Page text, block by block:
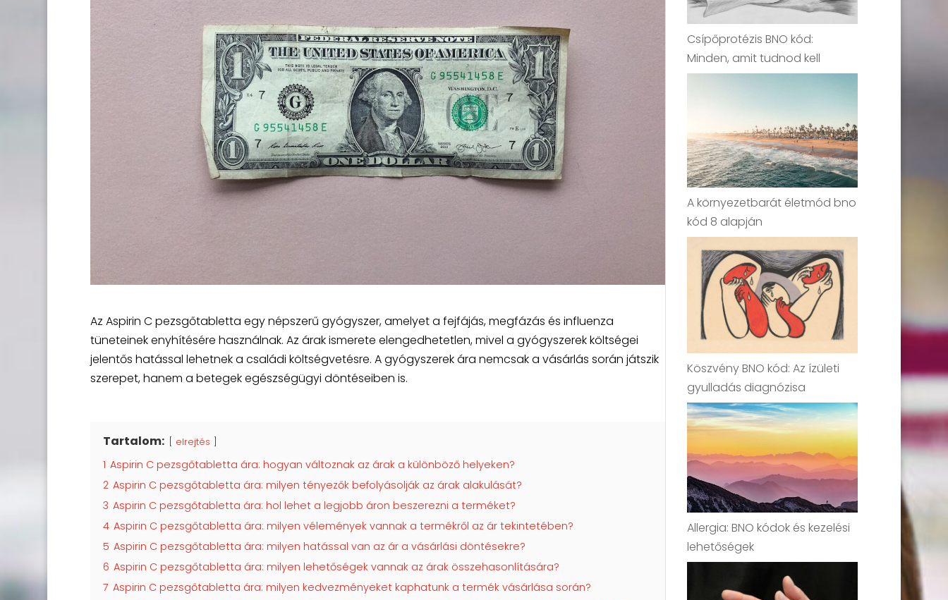
Az Aspirin C pezsgőtabletta egy népszerű gyógyszer, amelyet a fejfájás, megfázás és influenza
tüneteinek enyhítésére használnak. Az árak ismerete elengedhetetlen, mivel a gyógyszerek költségei
jelentős hatással lehetnek a családi költségvetésre. A gyógyszerek ára nemcsak a vásárlás során játszik
szerepet, hanem a betegek egészségügyi döntéseiben is.
Tartalom: elrejtés
1 Aspirin C pezsgőtabletta ára: hogyan változnak az árak a különböző helyeken?
2 Aspirin C pezsgőtabletta ára: milyen tényezők befolyásolják az árak alakulását?
3 Aspirin C pezsgőtabletta ára: hol lehet a legjobb áron beszerezni a terméket?
4 Aspirin C pezsgőtabletta ára: milyen vélemények vannak a termékről az ár tekintetében?
5 Aspirin C pezsgőtabletta ára: milyen hatással van az ár a vásárlási döntésekre?
6 Aspirin C pezsgőtabletta ára: milyen lehetőségek vannak az árak összehasonlítására?
7 Aspirin C pezsgőtabletta ára: milyen kedvezményeket kaphatunk a termék vásárlása során?
Csípőprotézis BNO kód:
Minden, amit tudnod kell
A környezetbarát életmód bno
kód 8 alapján
Köszvény BNO kód: Az ízületi
gyulladás diagnózisa
Allergia: BNO kódok és kezelési
lehetőségek